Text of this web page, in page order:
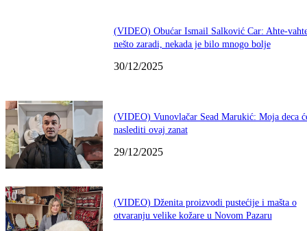
(VIDEO) Obućar Ismail Salković Car: Ahte-
nešto zaradi, nekada je bilo mnogo bolje
30/12/2025
(VIDEO) Vunovlačar Sead Marukić: Moja deca
naslediti ovaj zanat
29/12/2025
(VIDEO) Dženita proizvodi pustećije i mašta o
otvaranju velike kožare u Novom Pazaru